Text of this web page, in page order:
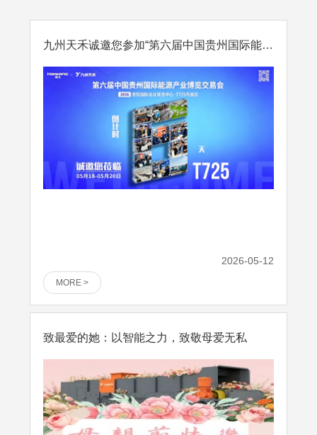
九州天禾诚邀您参加“第六届中国贵州国际能源产业博览交…
2026-05-12
MORE >
致最爱的她：以智能之力，致敬母爱无私